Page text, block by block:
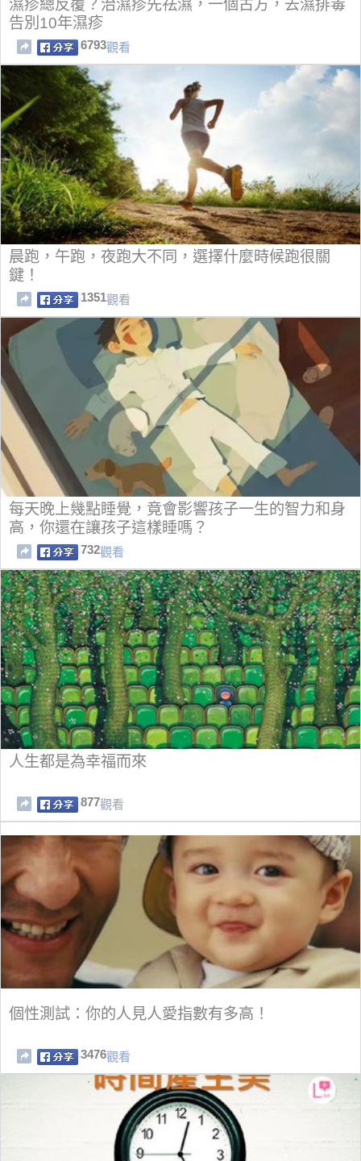
濕疹總反覆？治濕疹先祛濕，一個古方，去濕排毒
告別10年濕疹
6793觀看
晨跑，午跑，夜跑大不同，選擇什麼時候跑很關
鍵！
1351觀看
每天晚上幾點睡覺，竟會影響孩子一生的智力和身
高，你還在讓孩子這樣睡嗎？
732觀看
人生都是為幸福而來
877觀看
個性測試：你的人見人愛指數有多高！
3476觀看